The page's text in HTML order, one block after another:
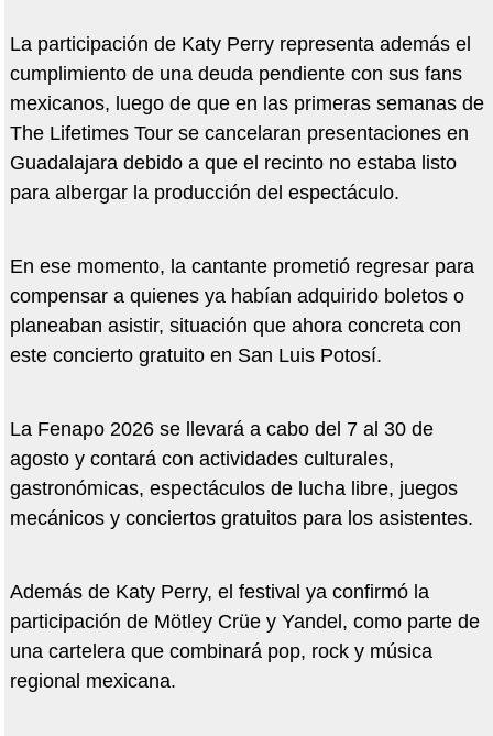
La participación de Katy Perry representa además el
cumplimiento de una deuda pendiente con sus fans
mexicanos, luego de que en las primeras semanas de
The Lifetimes Tour se cancelaran presentaciones en
Guadalajara debido a que el recinto no estaba listo
para albergar la producción del espectáculo.
En ese momento, la cantante prometió regresar para
compensar a quienes ya habían adquirido boletos o
planeaban asistir, situación que ahora concreta con
este concierto gratuito en San Luis Potosí.
La Fenapo 2026 se llevará a cabo del 7 al 30 de
agosto y contará con actividades culturales,
gastronómicas, espectáculos de lucha libre, juegos
mecánicos y conciertos gratuitos para los asistentes.
Además de Katy Perry, el festival ya confirmó la
participación de Mötley Crüe y Yandel, como parte de
una cartelera que combinará pop, rock y música
regional mexicana.